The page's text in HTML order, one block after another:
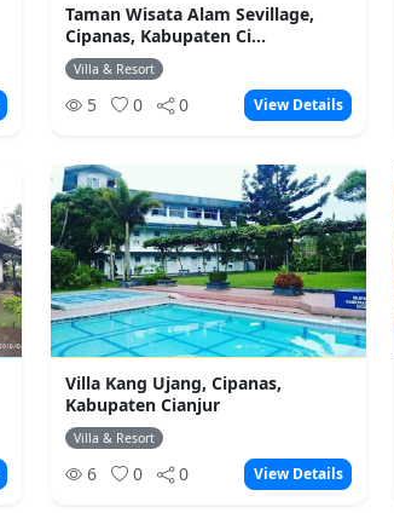
Taman Wisata Alam Sevillage,
Cipanas, Kabupaten Ci...
Villa & Resort
5 0 0 View Details
Villa Kang Ujang, Cipanas,
Kabupaten Cianjur
Villa & Resort
6 0 0 View Details